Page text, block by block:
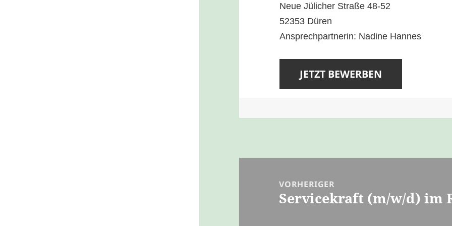
Neue Jülicher Straße 48-52
52353 Düren
Ansprechpartnerin: Nadine Hannes
VORHERIGER
Vorheriger
Servicekraft (m/w/d) im